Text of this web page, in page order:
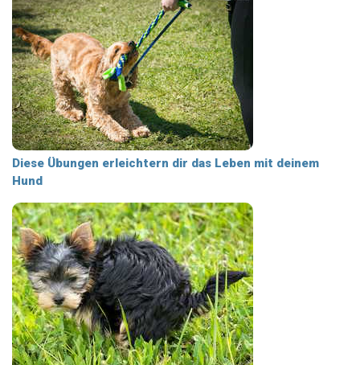
Diese Übungen erleichtern dir das Leben mit deinem
Hund